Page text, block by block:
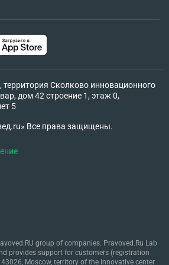
территория Сколково инновационного
дом 42 строение 1, этаж 0,
5
Все права защищены.
group of companies. Pravoved.Ru Lab
provides support for customers (registration
Moscow, territory of the innovative center